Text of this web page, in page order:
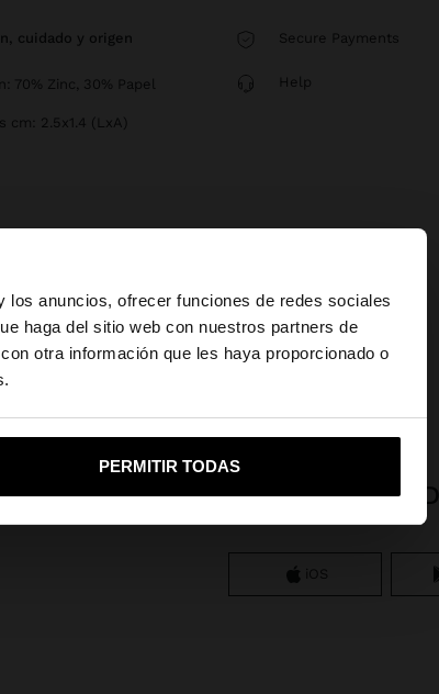
anuncios, ofrecer funciones de redes sociales
haga del sitio web con nuestros partners de
otra información que les haya proporcionado o
PERMITIR TODAS
×
de United States?
Mexico Sí, llévame a United States
cuidado y origen
70% Zinc, 30% Papel
cm: 2.5x1.4 (LxA)
Secure Payments
Help
cortos con rafia
APP DOWNLOAD
iOS